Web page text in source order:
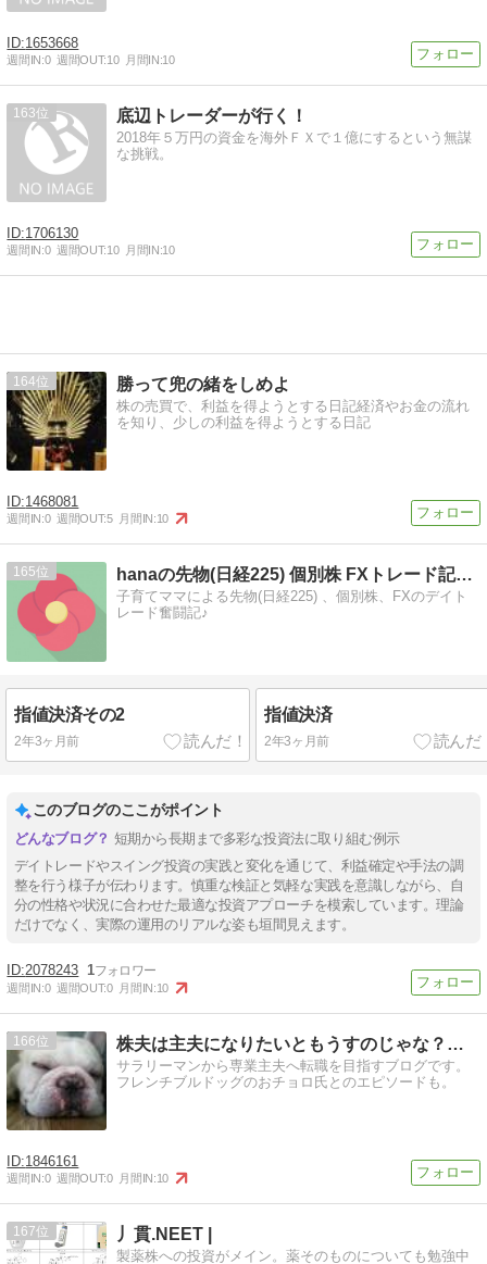
1653668
週間IN:0 週間OUT:10 月間IN:10
163 底辺トレーダーが行く！
2018年５万円の資金を海外ＦＸで１億にするという無謀
な挑戦。
1706130
週間IN:0 週間OUT:10 月間IN:10
164 勝って兜の緒をしめよ
株の売買で、利益を得ようとする日記経済やお金の流れ
を知り、少しの利益を得ようとする日記
1468081
週間IN:0 週間OUT:5 月間IN:10
165 hanaの先物(日経225) 個別株 FXトレード記録♪
子育てママによる先物(日経225) 、個別株、FXのデイト
レード奮闘記♪
指値決済その2
2年3ヶ月前
指値決済
2年3ヶ月前
このブログのここがポイント
短期から長期まで多彩な投資法に取り組む例示
デイトレードやスイング投資の実践と変化を通じて、利益確定や手法の調
整を行う様子が伝わります。慎重な検証と気軽な実践を意識しながら、自
分の性格や状況に合わせた最適な投資アプローチを模索しています。理論
だけでなく、実際の運用のリアルな姿も垣間見えます。
2078243 1
週間IN:0 週間OUT:0 月間IN:10
166 株夫は主夫になりたいともうすのじゃな？ 〜転職編〜 →はい…
サラリーマンから専業主夫へ転職を目指すブログです。
フレンチブルドッグのおチョロ氏とのエピソードも。
1846161
週間IN:0 週間OUT:0 月間IN:10
167 丿貫.NEET |
製薬株への投資がメイン。薬そのものについても勉強中